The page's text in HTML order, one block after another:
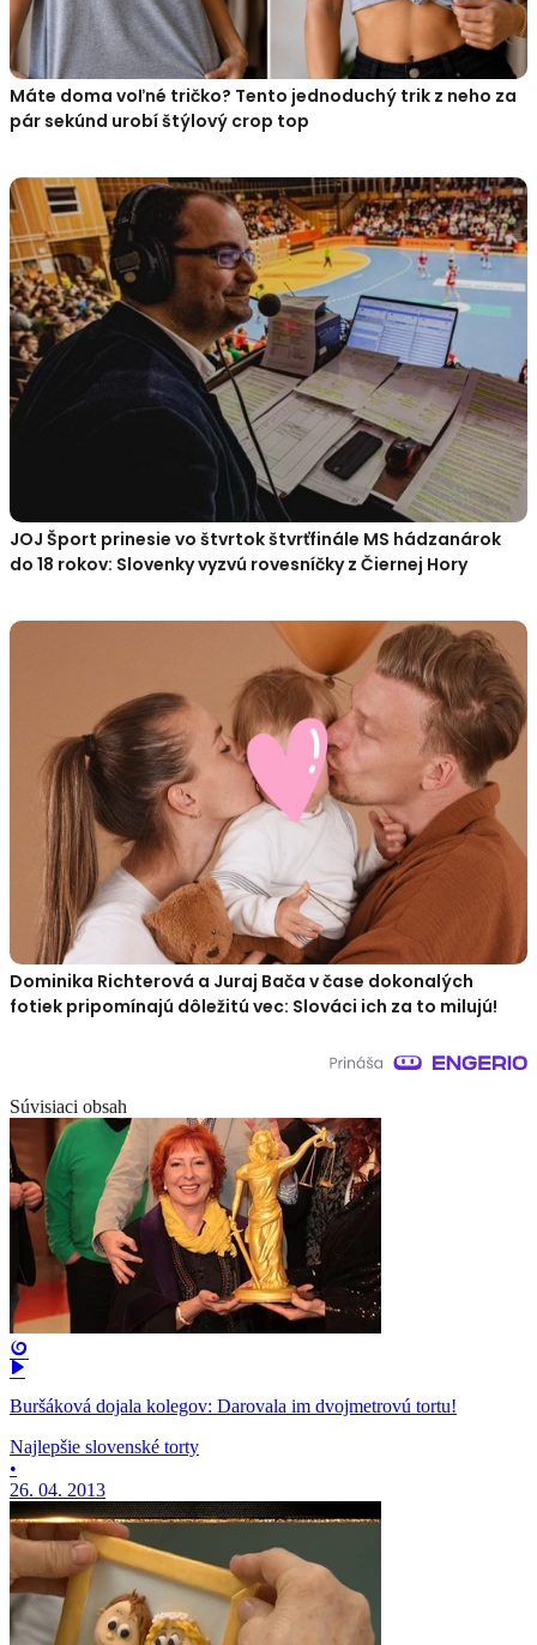
Máte doma voľné tričko? Tento jednoduchý trik z neho za
pár sekúnd urobí štýlový crop top
JOJ Šport prinesie vo štvrtok štvrťfinále MS hádzanárok
do 18 rokov: Slovenky vyzvú rovesníčky z Čiernej Hory
Dominika Richterová a Juraj Bača v čase dokonalých
fotiek pripomínajú dôležitú vec: Slováci ich za to milujú!
Súvisiaci obsah
Buršáková dojala kolegov: Darovala im dvojmetrovú tortu!
Najlepšie slovenské torty
•
26. 04. 2013